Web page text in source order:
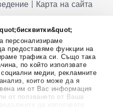
персонализираме
предоставяме функции на
трафика си. Също така
по който използвате
медии, рекламните
които може да я
им от Вас информация
от ползването от Ваша
да използвате
| Карта на сайта
и не са предназначени за
на човешки заболявания.
ако сте бременна, кърмите,
здравословни проблеми,
добавка. Непрекъснато се
и валидна информация. Ако
относно тях, моля свържете
нас.